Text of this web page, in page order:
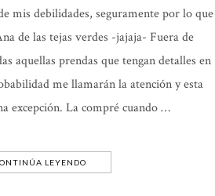
mis debilidades, seguramente por lo que
de las tejas verdes -jajaja- Fuera de
aquellas prendas que tengan detalles en
me llamarán la atención y esta
excepción. La compré cuando …
LEYENDO